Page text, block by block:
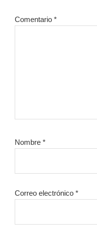
Comentario *
Nombre *
Correo electrónico *